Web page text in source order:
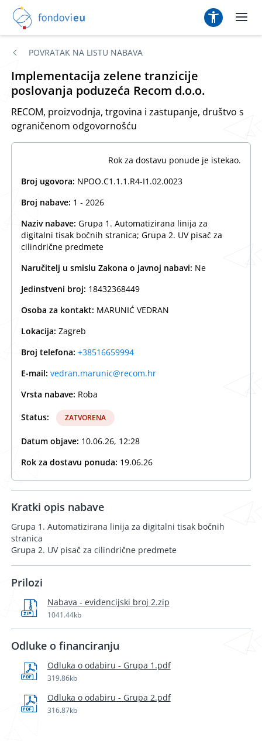
POVRATAK NA LISTU NABAVA
Implementacija zelene tranzicije
poslovanja poduzeća Recom d.o.o.
RECOM, proizvodnja, trgovina i zastupanje, društvo s
ograničenom odgovornošću
Rok za dostavu ponude je istekao.
Broj ugovora: NPOO.C1.1.1.R4-I1.02.0023
Broj nabave: 1 - 2026
Naziv nabave: Grupa 1. Automatizirana linija za
digitalni tisak bočnih stranica; Grupa 2. UV pisač za
cilindrične predmete
Naručitelj u smislu Zakona o javnoj nabavi: Ne
Jedinstveni broj: 18432368449
Osoba za kontakt: MARUNIĆ VEDRAN
Lokacija: Zagreb
Broj telefona: +38516659994
E-mail: vedran.marunic@recom.hr
Vrsta nabave: Roba
Status: ZATVORENA
Datum objave: 10.06.26, 12:28
Rok za dostavu ponuda: 19.06.26
Kratki opis nabave
Grupa 1. Automatizirana linija za digitalni tisak bočnih
stranica
Grupa 2. UV pisač za cilindrične predmete
Prilozi
Nabava - evidencijski broj 2.zip
1041.44kb
Odluke o financiranju
Odluka o odabiru - Grupa 1.pdf
319.86kb
Odluka o odabiru - Grupa 2.pdf
316.87kb